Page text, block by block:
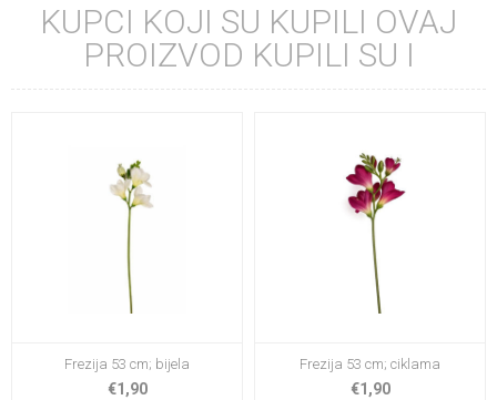
KUPCI KOJI SU KUPILI OVAJ
PROIZVOD KUPILI SU I
Frezija 53 cm; bijela
€1,90
Frezija 53 cm; ciklama
€1,90